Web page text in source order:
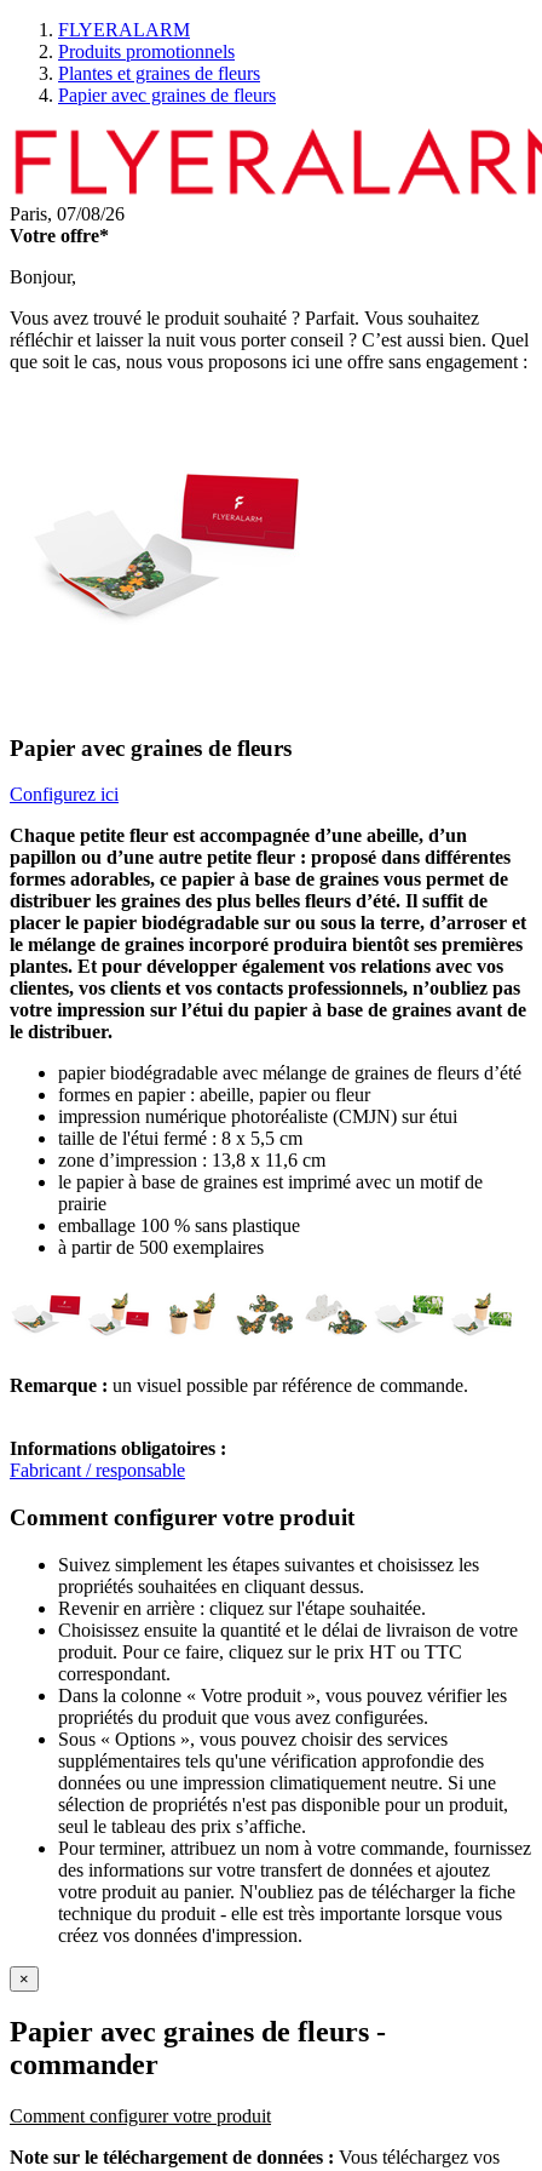
FLYERALARM
Produits promotionnels
Plantes et graines de fleurs
Papier avec graines de fleurs
Paris, 07/08/26
Votre offre*
Bonjour,
Vous avez trouvé le produit souhaité ? Parfait. Vous souhaitez
réfléchir et laisser la nuit vous porter conseil ? C’est aussi bien. Quel
que soit le cas, nous vous proposons ici une offre sans engagement :
Papier avec graines de fleurs
Configurez ici
Chaque petite fleur est accompagnée d’une abeille, d’un
papillon ou d’une autre petite fleur : proposé dans différentes
formes adorables, ce papier à base de graines vous permet de
distribuer les graines des plus belles fleurs d’été. Il suffit de
placer le papier biodégradable sur ou sous la terre, d’arroser et
le mélange de graines incorporé produira bientôt ses premières
plantes. Et pour développer également vos relations avec vos
clientes, vos clients et vos contacts professionnels, n’oubliez pas
votre impression sur l’étui du papier à base de graines avant de
le distribuer.
papier biodégradable avec mélange de graines de fleurs d’été
formes en papier : abeille, papier ou fleur
impression numérique photoréaliste (CMJN) sur étui
taille de l'étui fermé : 8 x 5,5 cm
zone d’impression : 13,8 x 11,6 cm
le papier à base de graines est imprimé avec un motif de
prairie
emballage 100 % sans plastique
à partir de 500 exemplaires
Remarque : un visuel possible par référence de commande.
Informations obligatoires :
Fabricant / responsable
Comment configurer votre produit
Suivez simplement les étapes suivantes et choisissez les
propriétés souhaitées en cliquant dessus.
Revenir en arrière : cliquez sur l'étape souhaitée.
Choisissez ensuite la quantité et le délai de livraison de votre
produit. Pour ce faire, cliquez sur le prix HT ou TTC
correspondant.
Dans la colonne « Votre produit », vous pouvez vérifier les
propriétés du produit que vous avez configurées.
Sous « Options », vous pouvez choisir des services
supplémentaires tels qu'une vérification approfondie des
données ou une impression climatiquement neutre. Si une
sélection de propriétés n'est pas disponible pour un produit,
seul le tableau des prix s’affiche.
Pour terminer, attribuez un nom à votre commande, fournissez
des informations sur votre transfert de données et ajoutez
votre produit au panier. N'oubliez pas de télécharger la fiche
technique du produit - elle est très importante lorsque vous
créez vos données d'impression.
×
Papier avec graines de fleurs -
commander
Comment configurer votre produit
Note sur le téléchargement de données : Vous téléchargez vos